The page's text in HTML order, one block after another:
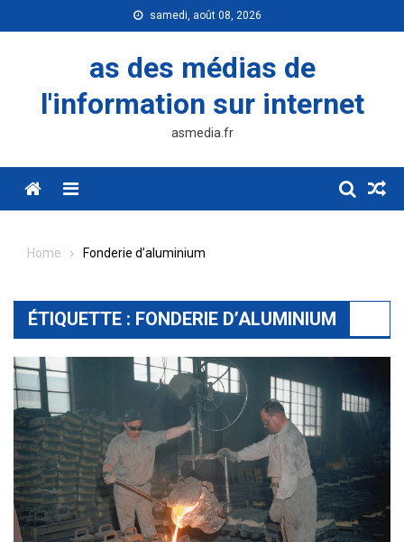
to
samedi, août 08, 2026
as des médias de
l'information sur internet
asmedia.fr
Menu
Home Fonderie d’aluminium
ÉTIQUETTE : FONDERIE D’ALUMINIUM